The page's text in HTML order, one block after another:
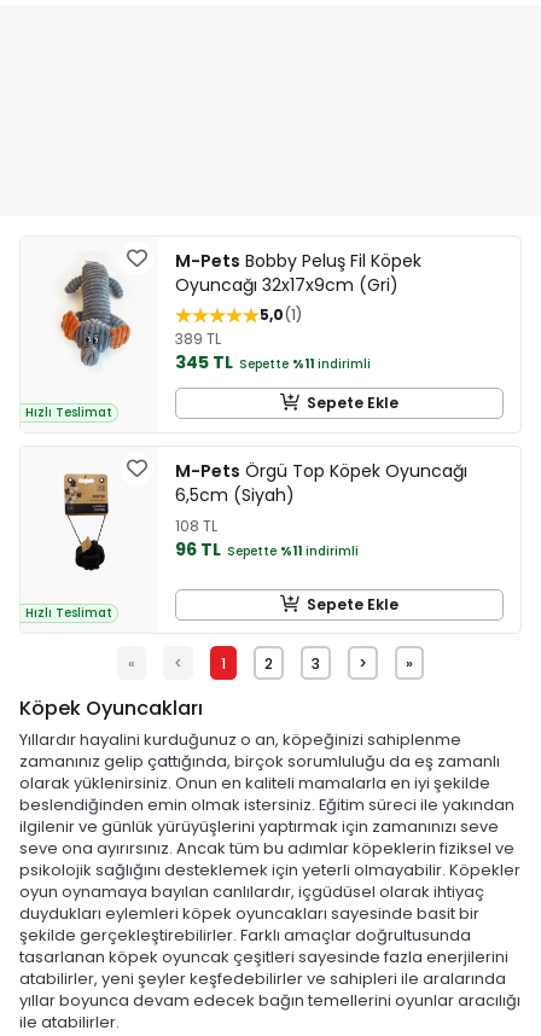
Hızlı Teslimat
M-Pets Bobby Peluş Fil Köpek
Oyuncağı 32x17x9cm (Gri)
5,0 1
389 TL
345 TL Sepette %11 indirimli
Sepete Ekle
Hızlı Teslimat
M-Pets Örgü Top Köpek Oyuncağı
6,5cm (Siyah)
108 TL
96 TL Sepette %11 indirimli
Sepete Ekle
« < 1 2 3 > »
Köpek Oyuncakları
Yıllardır hayalini kurduğunuz o an, köpeğinizi sahiplenme
zamanınız gelip çattığında, birçok sorumluluğu da eş zamanlı
olarak yüklenirsiniz. Onun en kaliteli mamalarla en iyi şekilde
beslendiğinden emin olmak istersiniz. Eğitim süreci ile yakından
ilgilenir ve günlük yürüyüşlerini yaptırmak için zamanınızı seve
seve ona ayırırsınız. Ancak tüm bu adımlar köpeklerin fiziksel ve
psikolojik sağlığını desteklemek için yeterli olmayabilir. Köpekler
oyun oynamaya bayılan canlılardır, içgüdüsel olarak ihtiyaç
duydukları eylemleri köpek oyuncakları sayesinde basit bir
şekilde gerçekleştirebilirler. Farklı amaçlar doğrultusunda
tasarlanan köpek oyuncak çeşitleri sayesinde fazla enerjilerini
atabilirler, yeni şeyler keşfedebilirler ve sahipleri ile aralarında
yıllar boyunca devam edecek bağın temellerini oyunlar aracılığı
ile atabilirler.